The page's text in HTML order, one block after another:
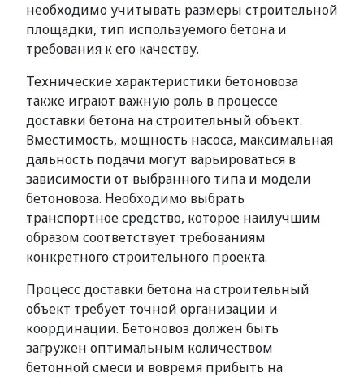
необходимо учитывать размеры строительной
площадки, тип используемого бетона и
требования к его качеству.
Технические характеристики бетоновоза
также играют важную роль в процессе
доставки бетона на строительный объект.
Вместимость, мощность насоса, максимальная
дальность подачи могут варьироваться в
зависимости от выбранного типа и модели
бетоновоза. Необходимо выбрать
транспортное средство, которое наилучшим
образом соответствует требованиям
конкретного строительного проекта.
Процесс доставки бетона на строительный
объект требует точной организации и
координации. Бетоновоз должен быть
загружен оптимальным количеством
бетонной смеси и вовремя прибыть на